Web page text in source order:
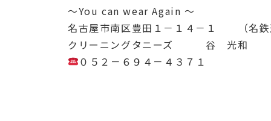
～You can wear Again ～
名古屋市南区豊田１－１４－１ （名鉄
クリーニングタニーズ 谷 光和
０５２－６９４－４３７１